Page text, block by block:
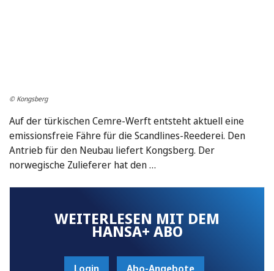
© Kongsberg
Auf der türkischen Cemre-Werft entsteht aktuell eine
emissionsfreie Fähre für die Scandlines-Reederei. Den
Antrieb für den Neubau liefert Kongsberg. Der
norwegische Zulieferer hat den …
WEITERLESEN MIT DEM
HANSA+ ABO